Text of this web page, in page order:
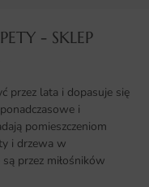
- SKLEP
przez lata i dopasuje się
i
pomieszczeniom
i drzewa w
przez miłośników